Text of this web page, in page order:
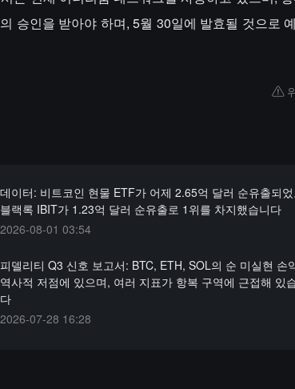
승인을 받아야 하며, 5월 30일에 발효될 것으로
데이터: 비트코인 현물 ETF가 어제 2.65억 달러 순유출되
블랙록 IBIT가 1.23억 달러 순유출로 1위를 차지했습니다
2026-08-01 03:54
피델리티 Q3 신호 보고서: BTC, ETH, SOL의 순 미실현 손
역사적 저점에 있으며, 여러 지표가 항복 구역에 근접해 있
다
2026-07-28 16:28